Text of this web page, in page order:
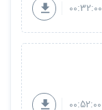
00:32:00
00:52:00